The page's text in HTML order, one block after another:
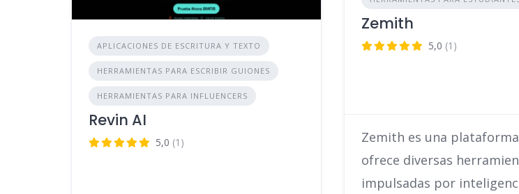
APLICACIONES DE ESCRITURA Y TEXTO
HERRAMIENTAS PARA ESCRIBIR GUIONES
HERRAMIENTAS PARA INFLUENCERS
Revin AI
5,0 (1)
Zemith
5,0 (1)
Zemith es una
ofrece diversas
impulsadas por